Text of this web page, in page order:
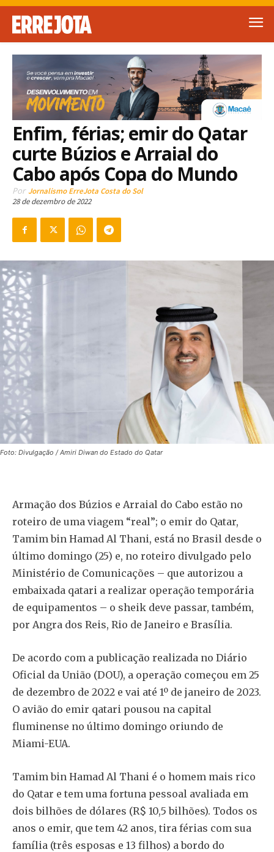
Enfim, férias; emir do Qatar
curte Búzios e Arraial do
Cabo após Copa do Mundo
Por Jornalismo ErreJota Costa do Sol
28 de dezembro de 2022
Foto: Divulgação / Amiri Diwan do Estado do Qatar
Armação dos Búzios e Arraial do Cabo estão no
roteiro de uma viagem “real”; o emir do Qatar,
Tamim bin Hamad Al Thani, está no Brasil desde o
último domingo (25) e, no roteiro divulgado pelo
Ministério de Comunicações – que autorizou a
embaixada qatari a realizar operação temporária
de equipamentos – o sheik deve passar, também,
por Angra dos Reis, Rio de Janeiro e Brasília.
De acordo com a publicação realizada no Diário
Oficial da União (DOU), a operação começou em 25
de dezembro de 2022 e vai até 1º de janeiro de 2023.
O avião do emir qatari pousou na capital
fluminense no último domingo oriundo de
Miami-EUA.
Tamim bin Hamad Al Thani é o homem mais rico
do Qatar e tem uma fortuna pessoal avaliada em
dois bilhões de dólares (R$ 10,5 bilhões). Todos os
anos o emir, que tem 42 anos, tira férias com sua
família (três esposas e 13 filhos) a bordo do